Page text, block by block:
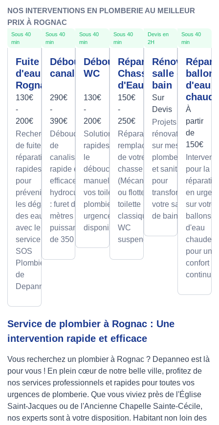
NOS INTERVENTIONS EN PLOMBERIE AU MEILLEUR
PRIX À ROGNAC
Sous 40
min
Fuite
d'eau
Rognac
130€
-
200€
Recherche
de fuite et
réparation
rapides
pour
prévenir
les dégâts
des eaux
avec le
service
SOS
Plombier
de
Depanneo
Sous 40
min
Débouchage
canalisation
290€
-
390€
Débouchage
de
canalisation
rapide et
efficace par
hydrocurage
: furet de 100
mètres et
puissance
de 350 bars.
Sous 40
min
Débouchage
WC
130€
-
200€
Solutions
rapides pour
le
débouchage
manuel de
vos toilettes,
plombier en
urgence
disponible.
Sous 40
min
Réparation
Chasse
d'Eau
150€
-
250€
Réparation et
remplacement
de votre
chasse d'eau
(Mécanisme
ou flotteur) sur
toilette
classique ou
WC
suspendu.
Devis en
2H
Rénovation
salle de
bain
Sur
Devis
Projets de
rénovation
sur mesure
plomberie
et sanitaire
pour
transformer
votre salle
de bain.
Sous 40
min
ballon
d'eau
À
partir
de
150€
pour la
en
sur votre
ballons
d'eau
chaude,
pour un
confort
continu.
Service de plombier à Rognac : Une
intervention rapide et efficace
Vous recherchez un plombier à Rognac ? Depanneo est là
pour vous ! En plein cœur de notre belle ville, profitez de
nos services professionnels et rapides pour toutes vos
urgences de plomberie. Que vous viviez près de l'Église
Saint-Jacques ou de l'Ancienne Chapelle Sainte-Cécile,
nos experts sont à votre disposition. Habitant non loin des